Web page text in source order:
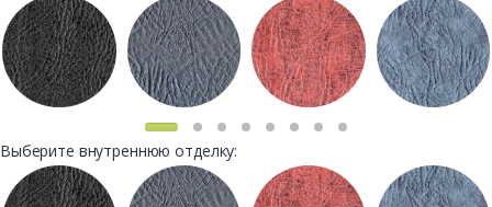
Выберите внутреннюю отделку: